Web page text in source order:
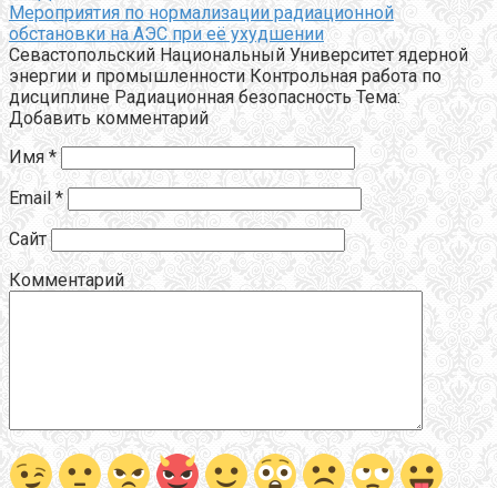
Мероприятия по нормализации радиационной
обстановки на АЭС при её ухудшении
Cевастопольский Национальный Университет ядерной
энергии и промышленности Контрольная работа по
дисциплине Радиационная безопасность Тема:
Добавить комментарий
Имя *
Email *
Сайт
Комментарий